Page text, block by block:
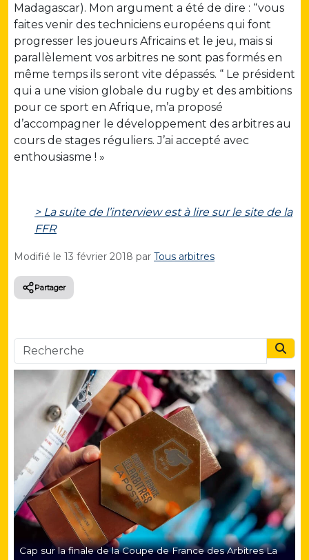
Madagascar). Mon argument a été de dire : “vous
faites venir des techniciens européens qui font
progresser les joueurs Africains et le jeu, mais si
parallèlement vos arbitres ne sont pas formés en
même temps ils seront vite dépassés. “ Le président
qui a une vision globale du rugby et des ambitions
pour ce sport en Afrique, m’a proposé
d’accompagner le développement des arbitres au
cours de stages réguliers. J’ai accepté avec
enthousiasme ! »
> La suite de l’interview est à lire sur le site de la
FFR
Modifié le 13 février 2018 par Tous arbitres
Partager
Cap sur la finale de la Coupe de France des Arbitres La